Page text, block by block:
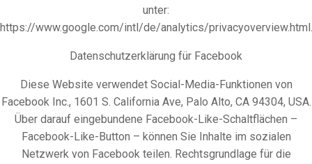
unter:
https://www.google.com/intl/de/analytics/privacyoverview.html.
Datenschutzerklärung für Facebook
Diese Website verwendet Social-Media-Funktionen von
Facebook Inc., 1601 S. California Ave, Palo Alto, CA 94304, USA.
Über darauf eingebundene Facebook-Like-Schaltflächen –
Facebook-Like-Button – können Sie Inhalte im sozialen
Netzwerk von Facebook teilen. Rechtsgrundlage für die